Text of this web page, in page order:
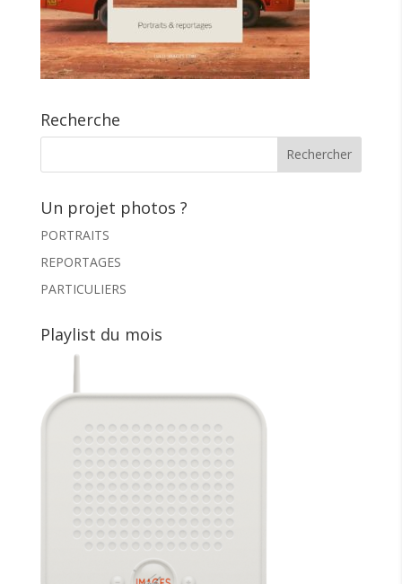
Recherche
Un projet photos ?
PORTRAITS
REPORTAGES
PARTICULIERS
Playlist du mois